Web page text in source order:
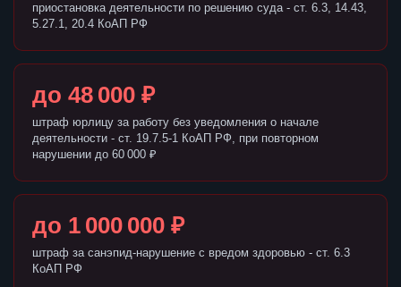
приостановка деятельности по решению суда - ст. 6.3, 14.43,
5.27.1, 20.4 КоАП РФ
до 48 000 ₽
штраф юрлицу за работу без уведомления о начале
деятельности - ст. 19.7.5-1 КоАП РФ, при повторном
нарушении до 60 000 ₽
до 1 000 000 ₽
штраф за санэпид-нарушение с вредом здоровью - ст. 6.3
КоАП РФ